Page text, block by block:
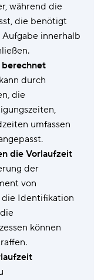
während die
die benötigt
innerhalb
durch
die
umfassen
die Vorlaufzeit
der
von
die Identifikation
können